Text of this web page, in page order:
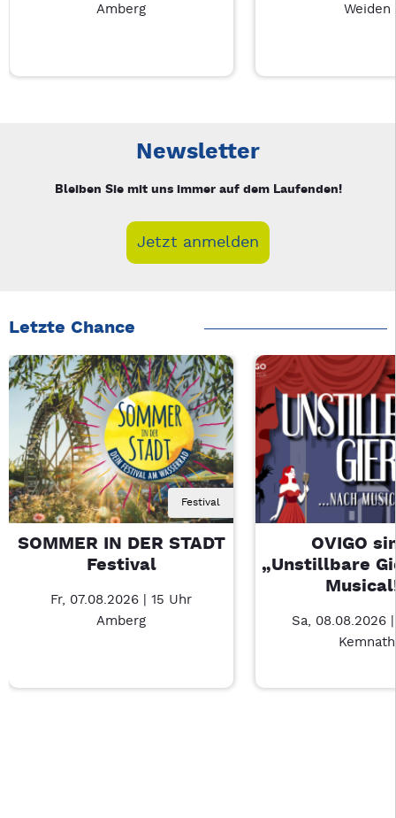
Amberg
Weiden
Newsletter
Bleiben Sie mit uns immer auf dem Laufenden!
Jetzt anmelden
Letzte Chance
Festival
SOMMER IN DER STADT
Festival
Fr, 07.08.2026 | 15 Uhr
Amberg
OVIGO
„Unstillbare
Sa, 08.08.2026
Kemnath